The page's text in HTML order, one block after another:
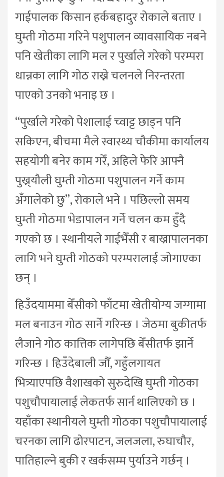
गाईपालक किसान हर्कबहादुर रोकाले बताए ।
घुम्ती गोठमा गरिने पशुपालन व्यावसायिक नबने
पनि खेतीका लागि मल र पुर्खाले गरेको परम्परा
धान्नका लागि गोठ राख्ने चलनले निरन्तरता
पाएको उनको भनाइ छ ।
“पुर्खाले गरेको पेशालाई च्वाट्ट छाड्न पनि
सकिएन, बीचमा मैले स्वास्थ्य चौकीमा कार्यालय
सहयोगी बनेर काम गरेँ, अहिले फेरि आफ्नै
पुख्र्यौली घुम्ती गोठमा पशुपालन गर्ने काम
अँगालेको छु”, रोकाले भने । पछिल्लो समय
घुम्ती गोठमा भेडापालन गर्ने चलन कम हुँदै
गएको छ । स्थानीयले गाईभैँसी र बाख्रापालनका
लागि भने घुम्ती गोठको परम्परालाई जोगाएका
छन् ।
हिउँदयाममा बेँसीको फाँटमा खेतीयोग्य जग्गामा
मल बनाउन गोठ सार्ने गरिन्छ । जेठमा बुकीतर्फ
लैजाने गोठ कात्तिक लागेपछि बेँसीतर्फ झार्ने
गरिन्छ । हिउँदेबाली जौँ, गहुँलगायत
भित्र्याएपछि वैशाखको सुरुदेखि घुम्ती गोठका
पशुचौपायालाई लेकतर्फ सार्न थालिएको छ ।
यहाँका स्थानीयले घुम्ती गोठका पशुचौपायालाई
चरनका लागि ढोरपाटन, जलजला, रुघाचौर,
पातिहाल्ने बुकी र खर्कसम्म पुर्याउने गर्छन् ।